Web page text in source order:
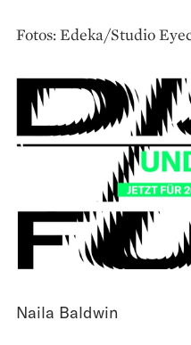
Fotos: Edeka/Studio
Naila Baldwin